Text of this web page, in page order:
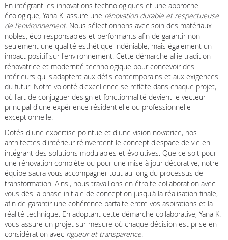
En intégrant les innovations technologiques et une approche
écologique, Yana K. assure une rénovation durable et respectueuse
de l'environnement. Nous sélectionnons avec soin des matériaux
nobles, éco-responsables et performants afin de garantir non
seulement une qualité esthétique indéniable, mais également un
impact positif sur l'environnement. Cette démarche allie tradition
rénovatrice et modernité technologique pour concevoir des
intérieurs qui s'adaptent aux défis contemporains et aux exigences
du futur. Notre volonté d'excellence se reflète dans chaque projet,
où l'art de conjuguer design et fonctionnalité devient le vecteur
principal d'une expérience résidentielle ou professionnelle
exceptionnelle.
Dotés d'une expertise pointue et d'une vision novatrice, nos
architectes d'intérieur réinventent le concept d'espace de vie en
intégrant des solutions modulables et évolutives. Que ce soit pour
une rénovation complète ou pour une mise à jour décorative, notre
équipe saura vous accompagner tout au long du processus de
transformation. Ainsi, nous travaillons en étroite collaboration avec
vous dès la phase initiale de conception jusqu'à la réalisation finale,
afin de garantir une cohérence parfaite entre vos aspirations et la
réalité technique. En adoptant cette démarche collaborative, Yana K.
vous assure un projet sur mesure où chaque décision est prise en
considération avec rigueur et transparence.